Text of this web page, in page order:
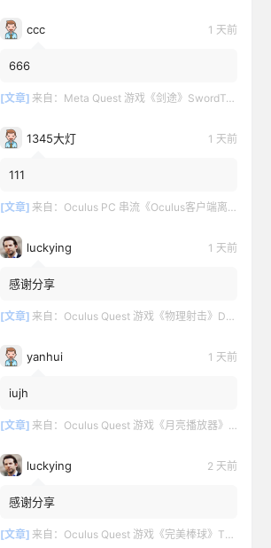
ccc 1 天前
666
[文章] 来自： Meta Quest 游戏《剑途》SwordTrip
1345大灯 1 天前
111
[文章] 来自： Oculus PC 串流《Oculus客户端离线版》最新版下载
luckying 1 天前
感谢分享
[文章] 来自： Oculus Quest 游戏《物理射击》DOWNSHOT
yanhui 1 天前
iujh
[文章] 来自： Oculus Quest 游戏《月亮播放器》Moon VR Video Player
luckying 2 天前
感谢分享
[文章] 来自： Oculus Quest 游戏《完美棒球》TOTALLY BASEBALL